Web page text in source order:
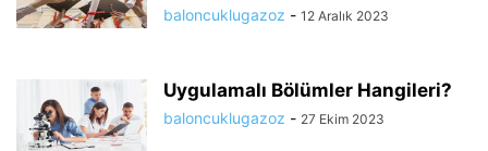
baloncuklugazoz - 12 Aralık 2023
Uygulamalı Bölümler Hangileri?
baloncuklugazoz - 27 Ekim 2023